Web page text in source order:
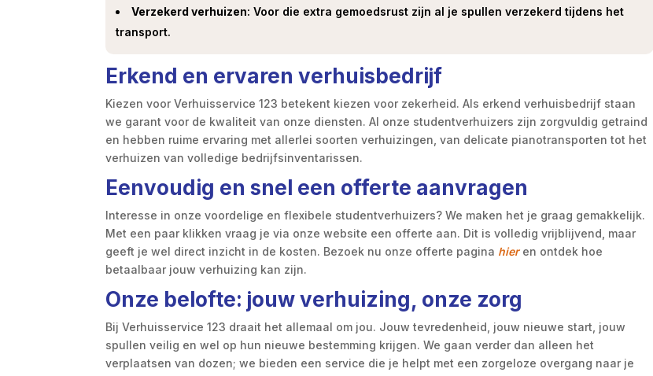
Verzekerd verhuizen: Voor die extra gemoedsrust zijn al je spullen verzekerd tijdens het
transport.
Erkend en ervaren verhuisbedrijf
Kiezen voor Verhuisservice 123 betekent kiezen voor zekerheid. Als erkend verhuisbedrijf staan
we garant voor de kwaliteit van onze diensten. Al onze studentverhuizers zijn zorgvuldig getraind
en hebben ruime ervaring met allerlei soorten verhuizingen, van delicate pianotransporten tot het
verhuizen van volledige bedrijfsinventarissen.
Eenvoudig en snel een offerte aanvragen
Interesse in onze voordelige en flexibele studentverhuizers? We maken het je graag gemakkelijk.
Met een paar klikken vraag je via onze website een offerte aan. Dit is volledig vrijblijvend, maar
geeft je wel direct inzicht in de kosten. Bezoek nu onze offerte pagina hieren ontdek hoe
betaalbaar jouw verhuizing kan zijn.
Onze belofte: jouw verhuizing, onze zorg
Bij Verhuisservice 123 draait het allemaal om jou. Jouw tevredenheid, jouw nieuwe start, jouw
spullen veilig en wel op hun nieuwe bestemming krijgen. We gaan verder dan alleen het
verplaatsen van dozen; we bieden een service die je helpt met een zorgeloze overgang naar je